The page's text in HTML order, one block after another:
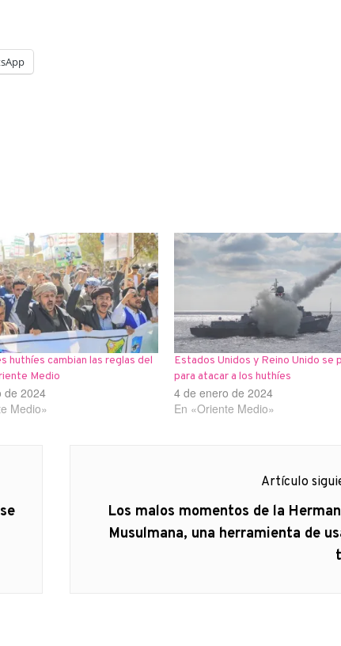
huthíes cambian las reglas del
Medio
de 2024
Medio»
Estados Unidos y Reino Unido se
para atacar a los huthíes
4 de enero de 2024
En «Oriente Medio»
Artículo
Artículo
siguiente:
Los malos momentos de la
Musulmana, una herramienta de